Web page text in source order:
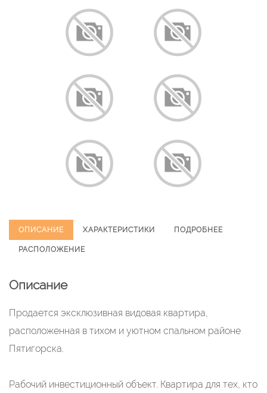
ОПИСАНИЕ ХАРАКТЕРИСТИКИ ПОДРОБНЕЕ
РАСПОЛОЖЕНИЕ
Описание
Продается эксклюзивная видовая квартира,
расположенная в тихом и уютном спальном районе
Пятигорска.
Рабочий инвестиционный объект. Квартира для тех, кто